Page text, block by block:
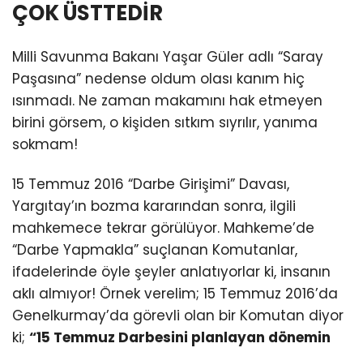
ÇOK ÜSTTEDİR
Milli Savunma Bakanı Yaşar Güler adlı “Saray
Paşasına” nedense oldum olası kanım hiç
ısınmadı. Ne zaman makamını hak etmeyen
birini görsem, o kişiden sıtkım sıyrılır, yanıma
sokmam!
15 Temmuz 2016 “Darbe Girişimi” Davası,
Yargıtay’ın bozma kararından sonra, ilgili
mahkemece tekrar görülüyor. Mahkeme’de
“Darbe Yapmakla” suçlanan Komutanlar,
ifadelerinde öyle şeyler anlatıyorlar ki, insanın
aklı almıyor! Örnek verelim; 15 Temmuz 2016’da
Genelkurmay’da görevli olan bir Komutan diyor
ki; “15 Temmuz Darbesini planlayan dönemin